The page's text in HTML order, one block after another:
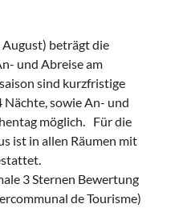
beträgt die
und Abreise am
sind kurzfristige
sowie An- und
möglich. Für die
ist in allen Räumen mit
3 Sternen Bewertung
de Tourisme)